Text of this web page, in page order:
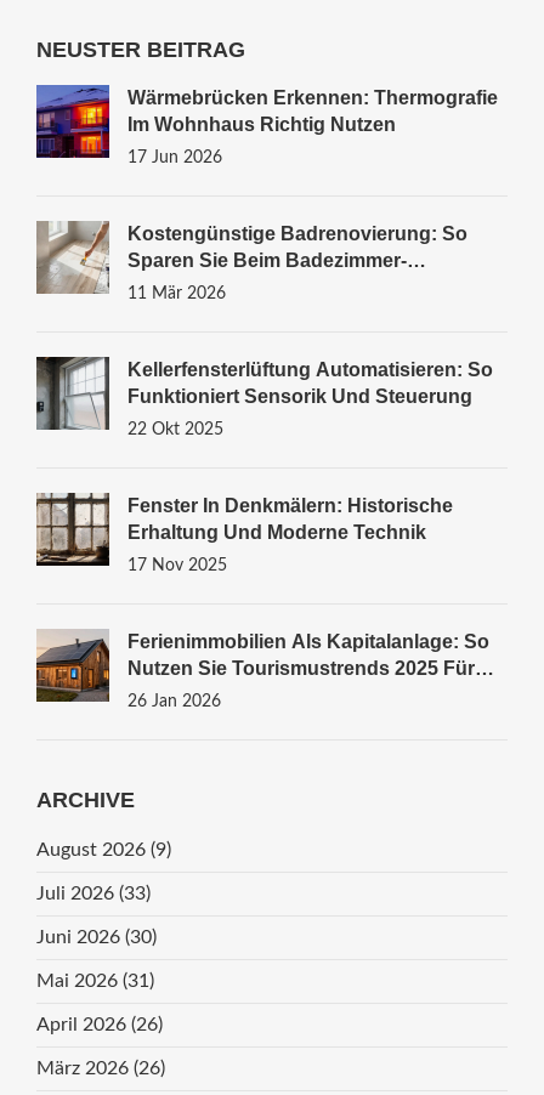
NEUSTER BEITRAG
Wärmebrücken Erkennen: Thermografie
Im Wohnhaus Richtig Nutzen
17 Jun 2026
Kostengünstige Badrenovierung: So
Sparen Sie Beim Badezimmer-
Renovieren Ohne Qualitätseinbußen
11 Mär 2026
Kellerfensterlüftung Automatisieren: So
Funktioniert Sensorik Und Steuerung
22 Okt 2025
Fenster In Denkmälern: Historische
Erhaltung Und Moderne Technik
17 Nov 2025
Ferienimmobilien Als Kapitalanlage: So
Nutzen Sie Tourismustrends 2025 Für
Ihre Rendite
26 Jan 2026
ARCHIVE
August 2026 (9)
Juli 2026 (33)
Juni 2026 (30)
Mai 2026 (31)
April 2026 (26)
März 2026 (26)